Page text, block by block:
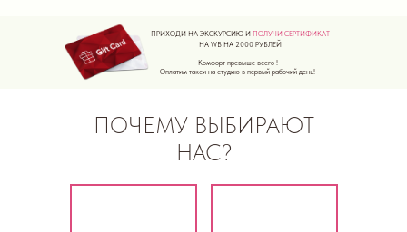
Комфорт превыше всего !
Оплатим такси на студию в первый рабочий день!
ПРИХОДИ НА ЭКСКУРСИЮ И ПОЛУЧИ СЕРТИФИКАТ
НА WB НА 2000 РУБЛЕЙ
ПОЧЕМУ ВЫБИРАЮТ
НАС?